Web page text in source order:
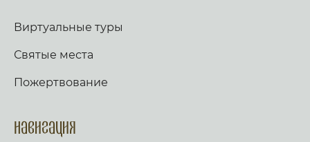
Виртуальные туры
Святые места
Пожертвование
Навигация